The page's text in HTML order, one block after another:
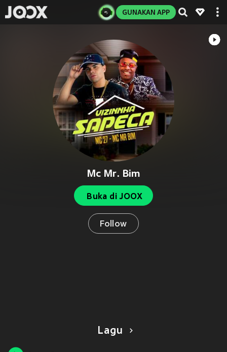
GUNAKAN APP
Mc Mr. Bim
Buka di JOOX
Follow
Lagu